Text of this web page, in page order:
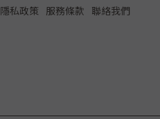
隱私政策 服務條款 聯絡我們